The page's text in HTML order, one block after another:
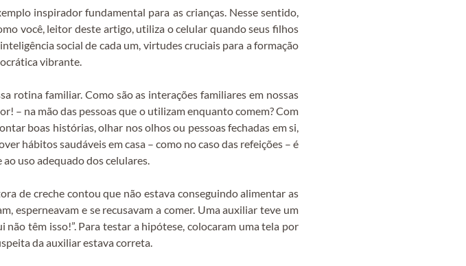
inspirador fundamental para as crianças. Nesse sentido,
você, leitor deste artigo, utiliza o celular quando seus filhos
social de cada um, virtudes cruciais para a formação
vibrante.
rotina familiar. Como são as interações familiares em nossas
– na mão das pessoas que o utilizam enquanto comem? Com
boas histórias, olhar nos olhos ou pessoas fechadas em si,
hábitos saudáveis em casa – como no caso das refeições – é
uso adequado dos celulares.
de creche contou que não estava conseguindo alimentar as
esperneavam e se recusavam a comer. Uma auxiliar teve um
não têm isso!”. Para testar a hipótese, colocaram uma tela por
da auxiliar estava correta.